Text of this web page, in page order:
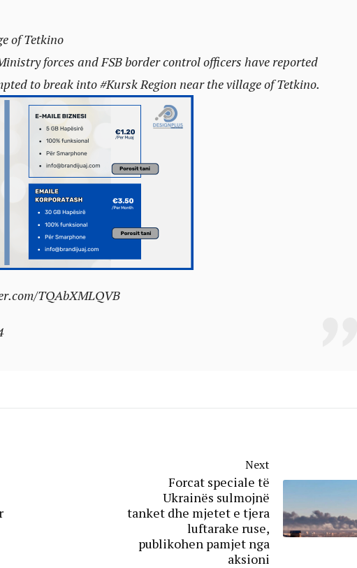
of Tetkino
forces and FSB border control officers have reported
to break into#KurskRegion near the village of Tetkino.
TQAbXMLQVB
Next
Forcat speciale të
Ukrainës sulmojnë
tanket dhe mjetet e tjera
luftarake ruse,
publikohen pamjet nga
aksioni